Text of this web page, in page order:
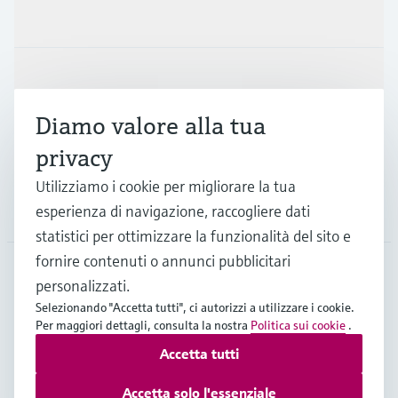
La società
CHE•Italiano
Copyright © Endress+Hauser Group Services AG
Privacy Policy
Diamo valore alla tua
privacy
Utilizziamo i cookie per migliorare la tua
esperienza di navigazione, raccogliere dati
statistici per ottimizzare la funzionalità del sito e
fornire contenuti o annunci pubblicitari
personalizzati.
Selezionando "Accetta tutti", ci autorizzi a utilizzare i cookie.
Per maggiori dettagli, consulta la nostra Politica sui cookie .
Accetta solo l'essenziale
Accetta tutti